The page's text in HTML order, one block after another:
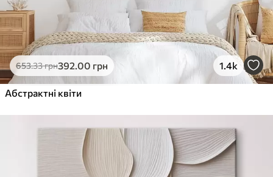
653.33грн392.00 грн 1.4k
Абстрактні квіти